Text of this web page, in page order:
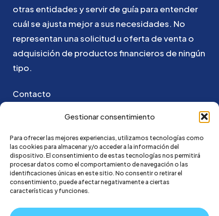
Gestionar consentimiento
Para ofrecer las mejores experiencias, utilizamos tecnologías como
las cookies para almacenar y/o acceder a la información del
dispositivo. El consentimiento de estas tecnologías nos permitirá
procesar datos como el comportamiento de navegación o las
identificaciones únicas en este sitio. No consentir o retirar el
consentimiento, puede afectar negativamente a ciertas
características y funciones.
otras entidadesyservirde guía para entender
cuálse ajusta mejorasus necesidades. No
representan unasolicitud u oferta deventa o
adquisición de productosfinancieros de ningún
tipo.
Contacto
Puedes ponerte en contacto con nosotros
hola@credi4me.com